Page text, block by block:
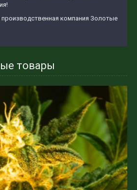
компания Золотые
товары